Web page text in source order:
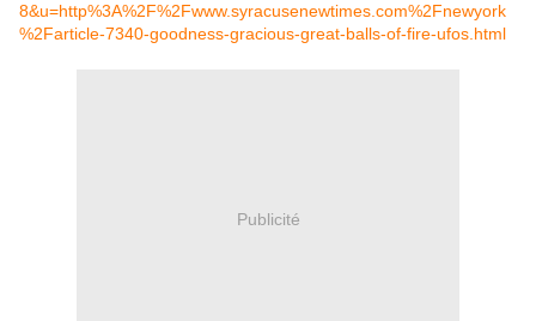
8&u=http%3A%2F%2Fwww.syracusenewtimes.com%2Fnewyork
%2Farticle-7340-goodness-gracious-great-balls-of-fire-ufos.html
Publicité